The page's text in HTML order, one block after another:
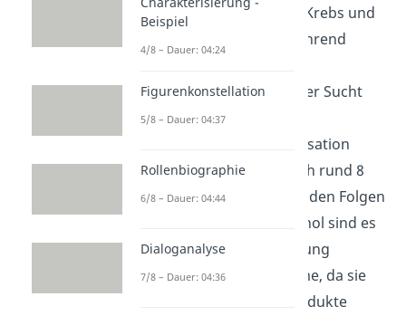
Hauptverursacher von Krebs und
Herzerkrankungen, während
Lebererkrankungen oder Sucht
führt. Laut der
Weltgesundheitsorganisation
sterben weltweit jährlich rund 8
Millionen Menschen an den Folgen
des Rauchens. Bei Alkohol sind es
rund 3 Millionen. Werbung
verstärkt diese Probleme, da sie
den Konsum dieser Produkte
Beispiel
4/8 – Dauer: 04:24
Figurenkonstellation
5/8 – Dauer: 04:37
Rollenbiographie
6/8 – Dauer: 04:44
Dialoganalyse
7/8 – Dauer: 04:36